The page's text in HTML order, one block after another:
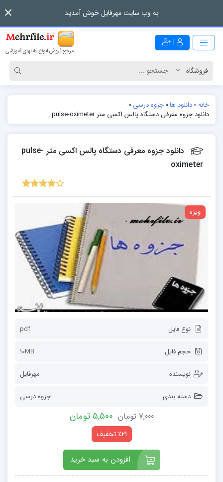
به وب سایت مهرفایل خوش آمدید
|
خانه»دانلود ها»جزوه درسی»
دانلود جزوه معرفی دستگاه پالس اکسی متر pulse-oximeter
دانلود جزوه معرفی دستگاه پالس اکسی متر pulse-
oximeter
ویژه
نوع فایل pdf
حجم فایل 10MB
نویسنده مهرفایل
دسته بندی جزوه درسی
7,000 تومان 5,500 تومان
٪21 تخفیف
افزودن به سبد خرید